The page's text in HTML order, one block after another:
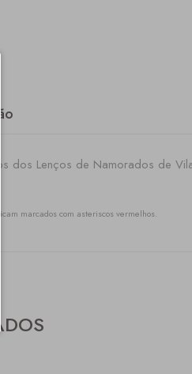
dos Lenços de Namorados de
marcados com asteriscos vermelhos.